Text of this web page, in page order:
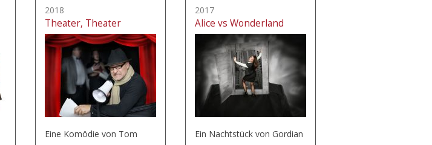
2018
Theater, Theater
Eine Komödie von Tom
2017
Alice vs Wonderland
Ein Nachtstück von Gordian